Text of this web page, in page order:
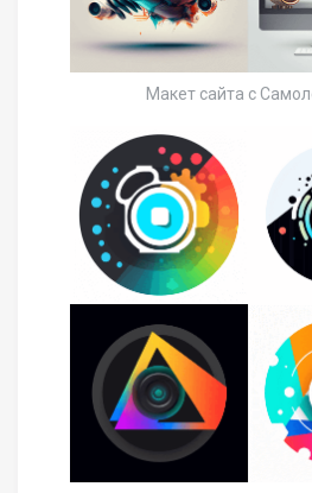
Макет сайта с